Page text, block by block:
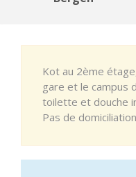
Kot au 2ème
gare et le campus
toilette et douche
Pas de